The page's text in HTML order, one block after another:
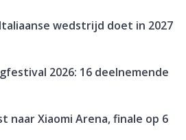
Italiaanse wedstrijd doet in 2027
2026: 16 deelnemende
naar Xiaomi Arena, finale op 6